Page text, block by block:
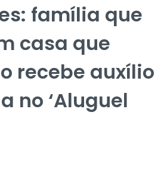
família que
casa que
recebe auxílio
no ‘Aluguel